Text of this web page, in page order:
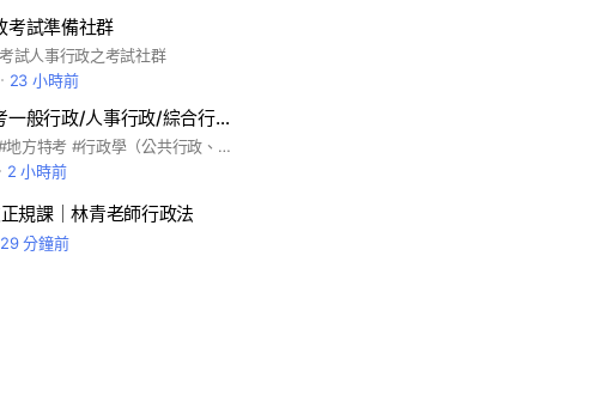
考試準備社群
試人事行政之考試社群
23 小時前
高普初考一般行政/人事行政/綜合行政/廉政討論區
#高普考 #地方特考 #行政學（公共行政、公共管理） #人事行政（現行考銓、各國人事） #法律廉政 #法制
2 小時前
規課｜林青老師行政法
29 分鐘前